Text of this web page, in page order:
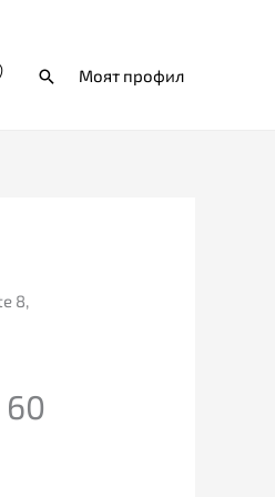
ТърсиМоят профил
8,